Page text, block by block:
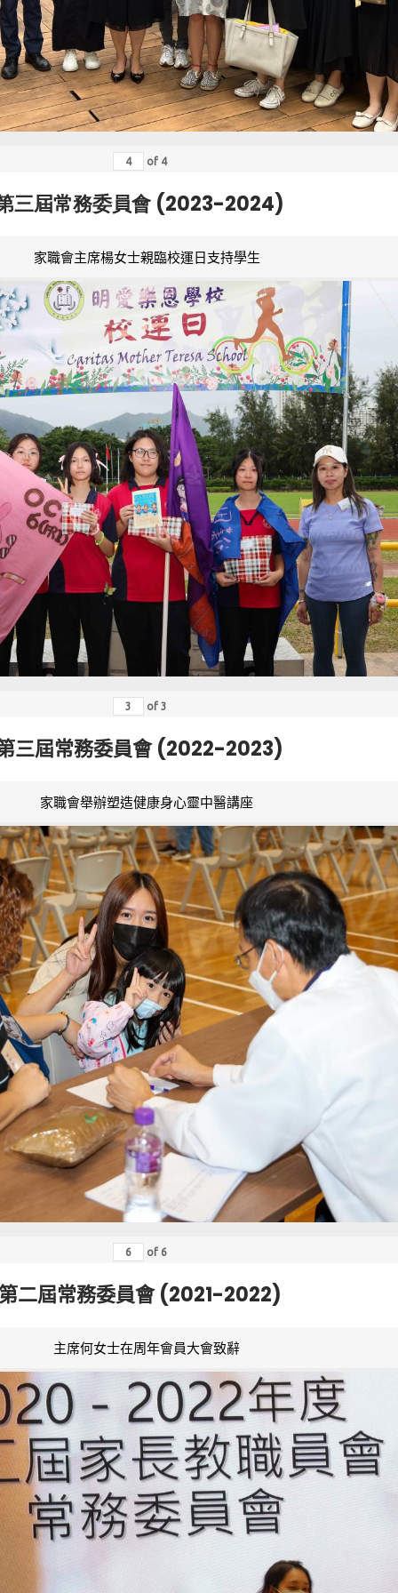
of 4
三屆常務委員會 (2023-2024)
家職會主席楊女士親臨校運日支持學生
of 3
三屆常務委員會 (2022-2023)
家職會舉辦塑造健康身心靈中醫講座
of 6
二屆常務委員會 (2021-2022)
主席何女士在周年會員大會致辭